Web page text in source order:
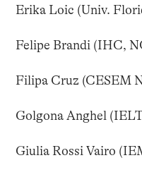
Erika Loic (Univ.
Felipe Brandi (IHC,
Filipa Cruz (CESEM
Golgona Anghel
Giulia Rossi Vairo